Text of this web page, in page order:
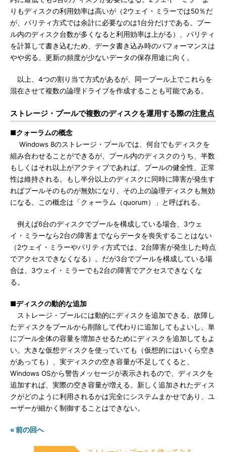
りもディスクの利用効率は高いが（2ウェイ・ミラーでは50％だ
が、パリティ方式では余計に必要なのは1台分だけである。プー
ル内のディスク台数が多くなると利用効率は上がる）、パリティ
を計算して書き込むため、データ書き込み時のパフォーマンスは
やや劣る。更新の頻度が少ないデータの保存用途に向く。
以上、4つの割り当て方式があるが、同一プール上でこれらを
混在させて複数の論理ドライブを作成することも可能である。
ストレージ・プールで複数のディスクを運用する際の注意点
■クォーラムの概念
Windows 8のストレージ・プールでは、何台でもディスクを
組み合わせることができるが、プール内のディスクのうち、半数
もしくはそれ以上がアクティブであれば、プールの健全性、正常
性は維持される。もし半分以上のディスクに同時に障害が発生す
ればプールそのものが無効になり、その上の論理ディスクも無効
になる。この概念は「クォーラム（quorum）」と呼ばれる。
例えば6台のディスクでプールを構成している場合、3ウェ
イ・ミラーなら2台の障害までならデータを喪失することはない
（2ウェイ・ミラーやパリティ方式では、2台障害が発生した時点
でアクセスできなくなる）。だが3台でプールを構成している場
合は、3ウェイ・ミラーでも2台の障害でアクセスできなくな
る。
■ディスクの動的な追加
ストレージ・プールには動的にディスクを追加できる。故障し
たディスクをプールから削除して代わりに追加してもよいし、単
にプール全体の容量を増加させるためにディスクを追加してもよ
い。大きな仮想ディスクを使っていても（仮想的にはいくら空き
があっても）、実ディスクの空き容量が不足してくると、
Windows OSから警告メッセージが表示されるので、ディスクを
追加すれば、実際の空き容量が増える。新しく追加されたディス
クがどのように利用されるかは完全にシステムまかせであり、ユ
ーザーが細かく制御することはできない。
« 前の回へ